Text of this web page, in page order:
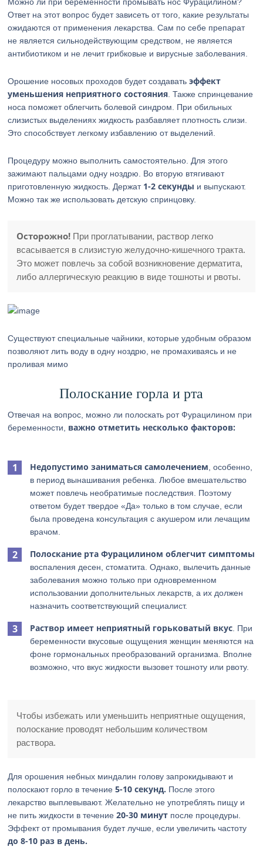
Ответ на этот вопрос будет зависеть от того, какие результаты
ожидаются от применения лекарства. Сам по себе препарат
не является сильнодействующим средством, не является
антибиотиком и не лечит грибковые и вирусные заболевания.
Орошение носовых проходов будет создаватьэффект
уменьшения неприятного состояния . Также спринцевание
носа поможет облегчить болевой синдром. При обильных
слизистых выделениях жидкость разбавляет плотность слизи.
Это способствует легкому избавлению от выделений.
Процедуру можно выполнить самостоятельно. Для этого
зажимают пальцами одну ноздрю. Во вторую втягивают
приготовленную жидкость. Держат 1-2 секунды и выпускают.
Можно так же использовать детскую спринцовку.
Осторожно! При проглатывании, раствор легко
всасывается в слизистую желудочно-кишечного тракта.
Это может повлечь за собой возникновение дерматита,
либо аллергическую реакцию в виде тошноты и рвоты.
Существуют специальные чайники, которые удобным образом
позволяют лить воду в одну ноздрю, не промахиваясь и не
проливая мимо
Полоскание горла и рта
Отвечая на вопрос, можно ли полоскать рот Фурацилином при
беременности, важно отметить несколько факторов:
Недопустимо заниматься самолечением , особенно,
в период вынашивания ребенка. Любое вмешательство
может повлечь необратимые последствия. Поэтому
ответом будет твердое «Да» только в том случае, если
была проведена консультация с акушером или лечащим
врачом.
Полоскание рта Фурацилином облегчит симптомы
воспаления десен, стоматита. Однако, вылечить данные
заболевания можно только при одновременном
использовании дополнительных лекарств, а их должен
назначить соответствующий специалист.
Раствор имеет неприятный горьковатый вкус . При
беременности вкусовые ощущения женщин меняются на
фоне гормональных преобразований организма. Вполне
возможно, что вкус жидкости вызовет тошноту или рвоту.
Чтобы избежать или уменьшить неприятные ощущения,
полоскание проводят небольшим количеством
раствора.
Для орошения небных миндалин голову запрокидывают и
полоскают горло в течение5-10 секунд. После этого
лекарство выплевывают. Желательно не употреблять пищу и
не пить жидкости в течение20-30 минут после процедуры.
Эффект от промывания будет лучше, если увеличить частоту
до 8-10 раз в день.